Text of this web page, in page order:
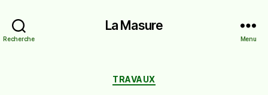
Recherche
La Masure
Menu
Catégories
TRAVAUX